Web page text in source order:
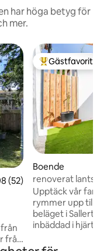
har höga betyg för
mer.
5 i genomsnittligt
(52)
från
Populär
Gästfavorit
Boende
renoverat
turister
Upptäck vår
rymmer upp till 6
beläget i
inbäddad i hjärtat
Många